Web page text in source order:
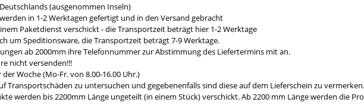
(ausgenommen Inseln)
in 1-2 Werktagen gefertigt und in den Versand gebracht
Paketdienst verschickt - die Transportzeit beträgt hier 1-2 Werktage
um Speditionsware, die Transportzeit beträgt 7-9 Werktage.
ab 2000mm ihre Telefonnummer zur Abstimmung des Liefertermins mit an.
nicht versenden!!!
Woche (Mo-Fr. von 8.00-16.00 Uhr.)
Transportschäden zu untersuchen und gegebenenfalls sind diese auf dem Lieferschein zu vermerken.
werden bis 2200mm Länge ungeteilt (in einem Stück) verschickt. Ab 2200 mm Länge werden die